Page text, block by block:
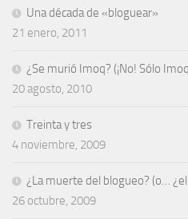
Una década de «bloguear»
21 enero, 2011
¿Se murió Imoq? (¡No! Sólo
20 agosto, 2010
Treinta y tres
4 noviembre, 2009
¿La muerte del blogueo? (o…
26 octubre, 2009